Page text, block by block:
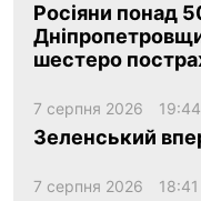
Росіяни понад
шестеро
7 серпня 2026 19:44
Зеленський
7 серпня 2026 18:41